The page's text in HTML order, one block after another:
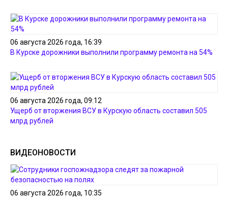
06 августа 2026 года, 16:39
В Курске дорожники выполнили программу ремонта на 54%
06 августа 2026 года, 09:12
Ущерб от вторжения ВСУ в Курскую область составил 505
млрд рублей
ВИДЕОНОВОСТИ
06 августа 2026 года, 10:35